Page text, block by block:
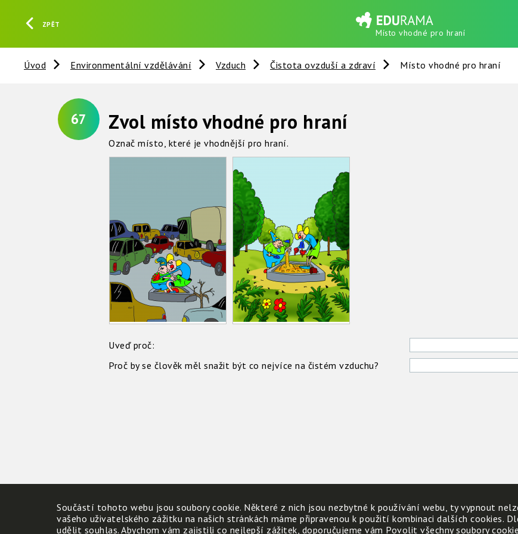
ZPĚT
Místo vhodné pro hraní
Úvod Environmentální vzdělávání Vzduch Čistota ovzduší a zdraví Místo vhodné pro hraní
67 Zvol místo vhodné pro hraní
Označ místo, které je vhodnější pro hraní.
Uveď proč:
Proč by se člověk měl snažit být co nejvíce na čistém vzduchu?
Součástí tohoto webu jsou soubory cookie. Některé z nich jsou nezbytné k používání webu, ty vypnout
vašeho uživatelského zážitku na našich stránkách máme připravenou k použití kombinaci dalších cookies.
udělit souhlas. Abychom vám zajistili co nejlepší zážitek, doporučujeme vám Povolit všechny soubory